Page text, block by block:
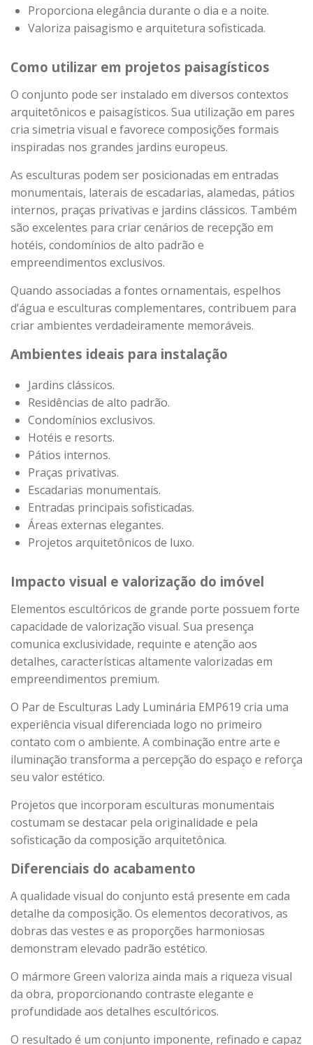
Proporciona elegância durante o dia e a noite.
Valoriza paisagismo e arquitetura sofisticada.
Como utilizar em projetos paisagísticos
O conjunto pode ser instalado em diversos contextos
arquitetônicos e paisagísticos. Sua utilização em pares
cria simetria visual e favorece composições formais
inspiradas nos grandes jardins europeus.
As esculturas podem ser posicionadas em entradas
monumentais, laterais de escadarias, alamedas, pátios
internos, praças privativas e jardins clássicos. Também
são excelentes para criar cenários de recepção em
hotéis, condomínios de alto padrão e
empreendimentos exclusivos.
Quando associadas a fontes ornamentais, espelhos
d’água e esculturas complementares, contribuem para
criar ambientes verdadeiramente memoráveis.
Ambientes ideais para instalação
Jardins clássicos.
Residências de alto padrão.
Condomínios exclusivos.
Hotéis e resorts.
Pátios internos.
Praças privativas.
Escadarias monumentais.
Entradas principais sofisticadas.
Áreas externas elegantes.
Projetos arquitetônicos de luxo.
Impacto visual e valorização do imóvel
Elementos escultóricos de grande porte possuem forte
capacidade de valorização visual. Sua presença
comunica exclusividade, requinte e atenção aos
detalhes, características altamente valorizadas em
empreendimentos premium.
O Par de Esculturas Lady Luminária EMP619 cria uma
experiência visual diferenciada logo no primeiro
contato com o ambiente. A combinação entre arte e
iluminação transforma a percepção do espaço e reforça
seu valor estético.
Projetos que incorporam esculturas monumentais
costumam se destacar pela originalidade e pela
sofisticação da composição arquitetônica.
Diferenciais do acabamento
A qualidade visual do conjunto está presente em cada
detalhe da composição. Os elementos decorativos, as
dobras das vestes e as proporções harmoniosas
demonstram elevado padrão estético.
O mármore Green valoriza ainda mais a riqueza visual
da obra, proporcionando contraste elegante e
profundidade aos detalhes escultóricos.
O resultado é um conjunto imponente, refinado e capaz